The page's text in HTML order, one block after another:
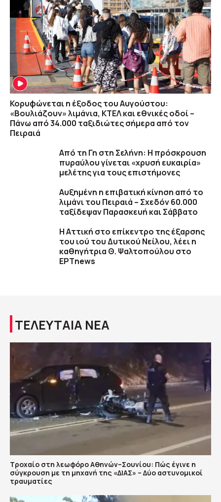
Κορυφώνεται η έξοδος του Αυγούστου:
«Βουλιάζουν» λιμάνια, ΚΤΕΛ και εθνικές οδοί –
Πάνω από 34.000 ταξιδιώτες σήμερα από τον
Πειραιά
Από τη Γη στη Σελήνη: Η πρόσκρουση
πυραύλου γίνεται «χρυσή ευκαιρία»
μελέτης για τους επιστήμονες
Αυξημένη η επιβατική κίνηση από το
λιμάνι του Πειραιά – Σχεδόν 60.000
ταξίδεψαν Παρασκευή και Σάββατο
Η Αττική στο επίκεντρο της έξαρσης
του ιού του Δυτικού Νείλου, λέει η
καθηγήτρια Θ. Ψαλτοπούλου στο
ΕΡΤnews
ΤΕΛΕΥΤΑΙΑ ΝΕΑ
Τροχαίο στη λεωφόρο Αθηνών–Σουνίου: Πώς έγινε η
σύγκρουση με τη μηχανή της «ΔΙΑΣ» – Δύο αστυνομικοί
τραυματίες